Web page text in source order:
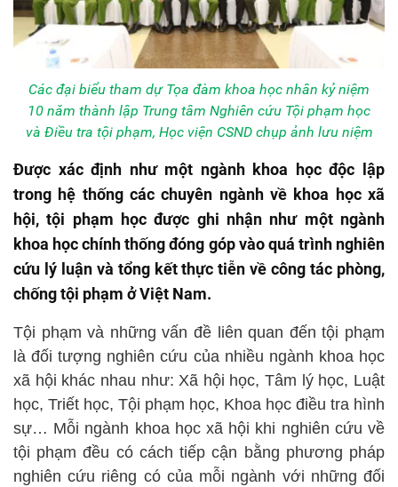
Các đại biểu tham dự Tọa đàm khoa học nhân kỷ niệm
10 năm thành lập Trung tâm Nghiên cứu Tội phạm học
và Điều tra tội phạm, Học viện CSND chụp ảnh lưu niệm
Được xác định như một ngành khoa học độc lập
trong hệ thống các chuyên ngành về khoa học xã
hội, tội phạm học được ghi nhận như một ngành
khoa học chính thống đóng góp vào quá trình nghiên
cứu lý luận và tổng kết thực tiễn về công tác phòng,
chống tội phạm ở Việt Nam.
Tội phạm và những vấn đề liên quan đến tội phạm
là đối tượng nghiên cứu của nhiều ngành khoa học
xã hội khác nhau như: Xã hội học, Tâm lý học, Luật
học, Triết học, Tội phạm học, Khoa học điều tra hình
sự… Mỗi ngành khoa học xã hội khi nghiên cứu về
tội phạm đều có cách tiếp cận bằng phương pháp
nghiên cứu riêng có của mỗi ngành với những đối